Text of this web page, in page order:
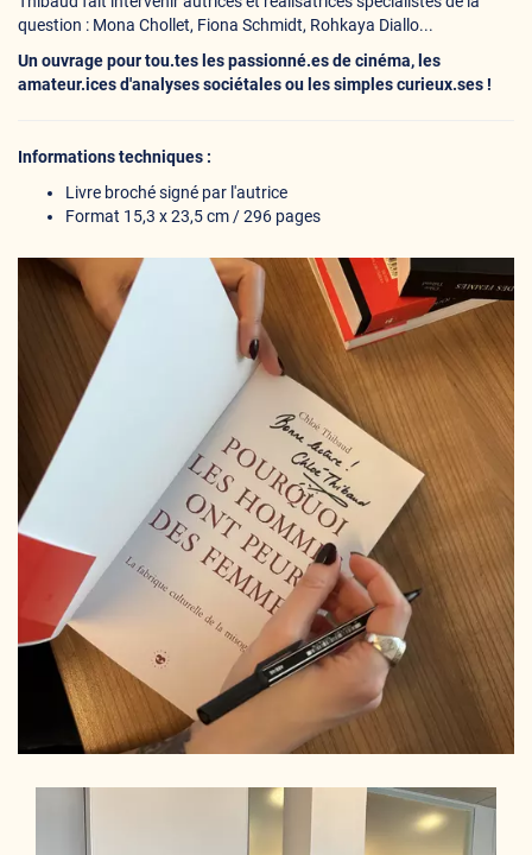
question : Mona Chollet, Fiona Schmidt, Rohkaya Diallo...
Un ouvrage pour tou.tes les passionné.es de cinéma, les
amateur.ices d'analyses sociétales ou les simples curieux.ses !
Informations techniques :
Livre broché signé par l'autrice
Format 15,3 x 23,5 cm / 296 pages